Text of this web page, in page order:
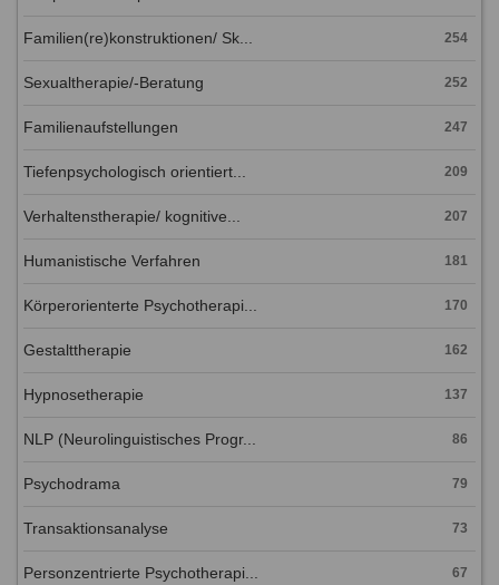
Familien(re)konstruktionen/ Sk... 254
Sexualtherapie/-Beratung 252
Familienaufstellungen 247
Tiefenpsychologisch orientiert... 209
Verhaltenstherapie/ kognitive... 207
Humanistische Verfahren 181
Körperorienterte Psychotherapi... 170
Gestalttherapie 162
Hypnosetherapie 137
NLP (Neurolinguistisches Progr... 86
Psychodrama 79
Transaktionsanalyse 73
Personzentrierte Psychotherapi... 67